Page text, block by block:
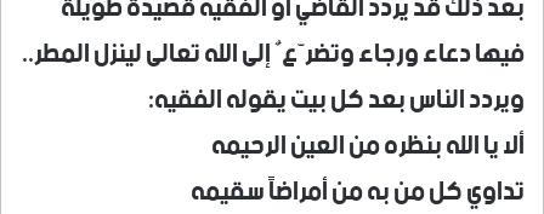
فيها دعاء ورجاء وتضرّعٌ إلى الله تعالى لينزل المطر..
ويردد الناس بعد كل بيت يقوله الفقيه:
ألا يا الله بنظره من العين الرحيمه
تداوي كل من به من أمراضاً سقيمه